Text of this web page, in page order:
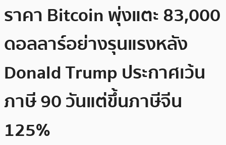
ราคา Bitcoin พุ่งแตะ 83,000
ดอลลาร์อย่างรุนแรงหลัง
Donald Trump ประกาศเว้น
ภาษี 90 วันแต่ขึ้นภาษีจีน
125%